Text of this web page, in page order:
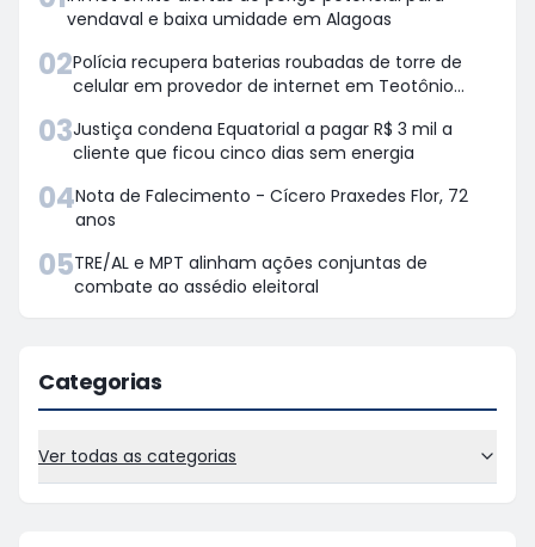
vendaval e baixa umidade em Alagoas
02Polícia recupera baterias roubadas de torre de
celular em provedor de internet em Teotônio
03Justiça condena Equatorial a pagar R$ 3 mil a
cliente que ficou cinco dias sem energia
04Nota de Falecimento - Cícero Praxedes Flor, 72
anos
05TRE/AL e MPT alinham ações conjuntas de
combate ao assédio eleitoral
Categorias
Ver todas as categorias